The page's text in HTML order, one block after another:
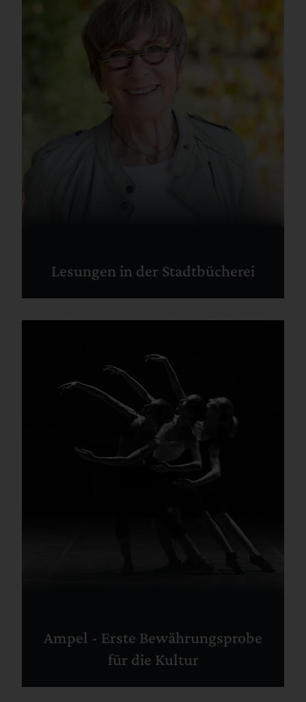
Lesungen in der Stadtbücherei
Ampel - Erste Bewährungsprobe
für die Kultur